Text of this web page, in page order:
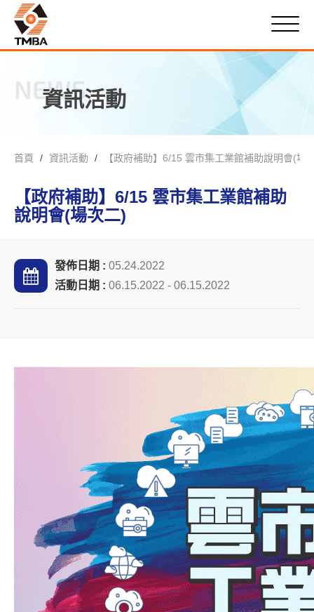
NEWS
資訊活動
首頁 資訊活動 【政府補助】6/15 雲市集工業館補助說明會(場
【政府補助】6/15 雲市集工業館補助
說明會(場次二)
發佈日期 : 05.24.2022
活動日期 : 06.15.2022 - 06.15.2022